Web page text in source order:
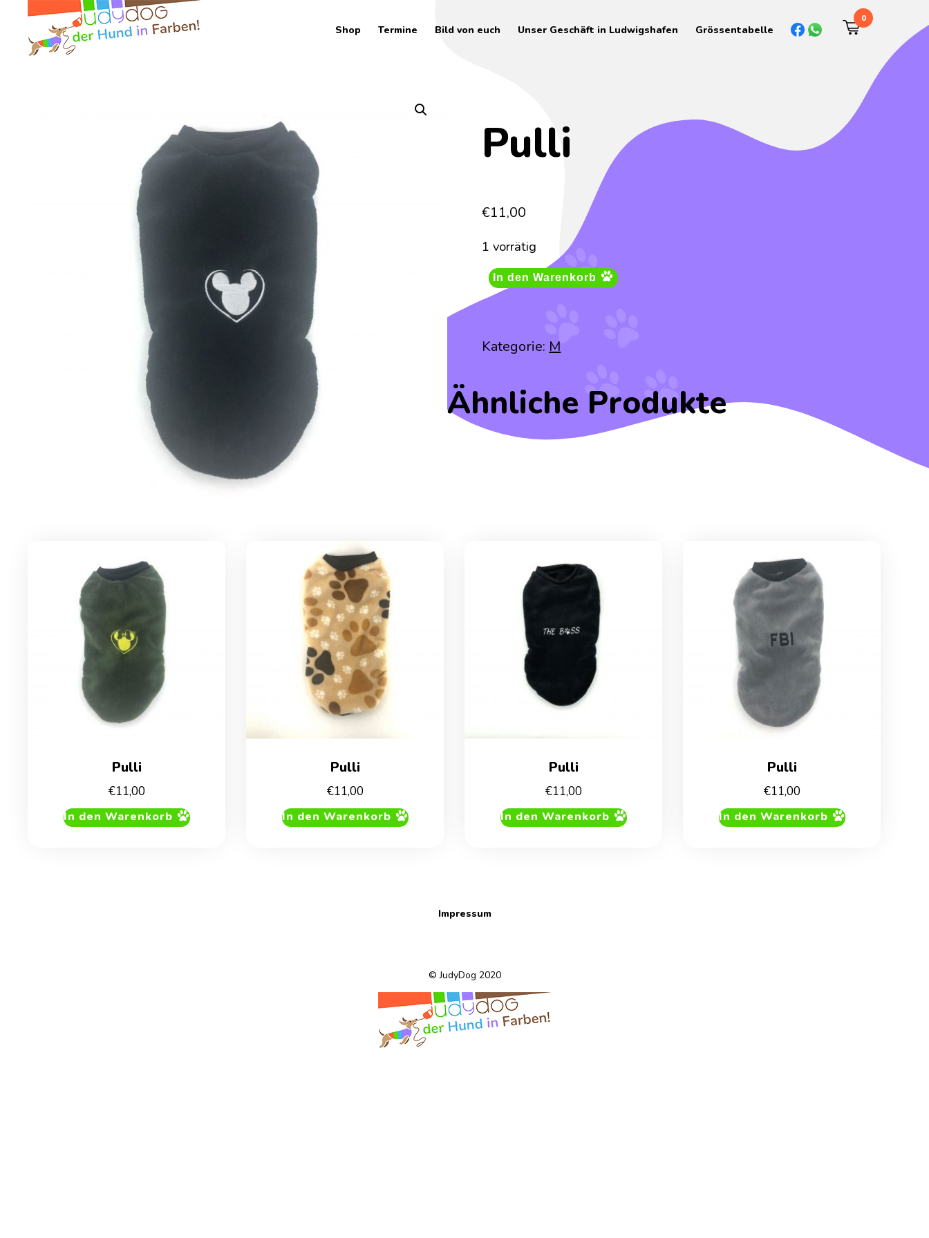
Shop Termine Bild von euch Unser Geschäft in Ludwigshafen Grössentabelle
0
Pulli
€11,00
1 vorrätig
In den Warenkorb
Kategorie: M
Ähnliche Produkte
Pulli
€11,00
In den Warenkorb
Pulli
€11,00
In den Warenkorb
Pulli
€11,00
In den Warenkorb
Pulli
€11,00
In den Warenkorb
Impressum
© JudyDog 2020